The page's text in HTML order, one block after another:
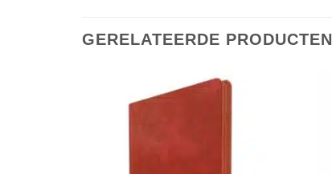
GERELATEERDE PRODUCTEN